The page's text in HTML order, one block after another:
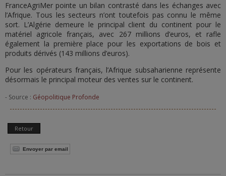
FranceAgriMer pointe un bilan contrasté dans les échanges avec
l’Afrique. Tous les secteurs n’ont toutefois pas connu le même
sort. L’Algérie demeure le principal client du continent pour le
matériel agricole français, avec 267 millions d’euros, et rafle
également la première place pour les exportations de bois et
produits dérivés (143 millions d’euros).
Pour les opérateurs français, l’Afrique subsaharienne représente
désormais le principal moteur des ventes sur le continent.
- Source : Géopolitique Profonde
Retour
Envoyer par email